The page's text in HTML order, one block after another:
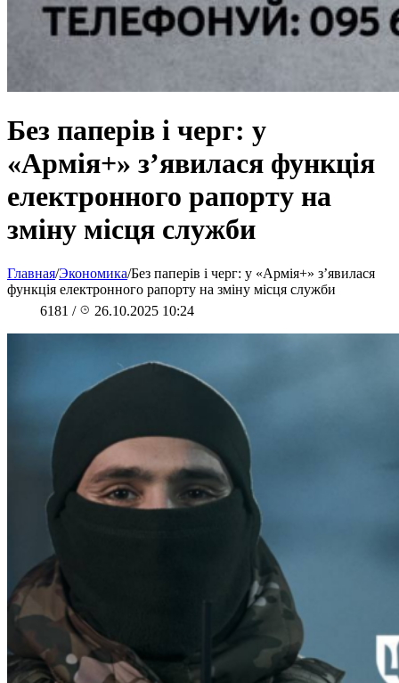
Без паперів і черг: у
«Армія+» з’явилася функція
електронного рапорту на
зміну місця служби
Главная/Экономика/Без паперів і черг: у «Армія+» з’явилася
функція електронного рапорту на зміну місця служби
6181 / 26.10.2025 10:24